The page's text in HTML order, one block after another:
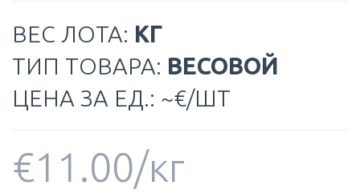
ВЕС ЛОТА: КГ
ТИП ТОВАРА: ВЕСОВОЙ
ЦЕНА ЗА ЕД.: ~€/ШТ
€11.00/кг